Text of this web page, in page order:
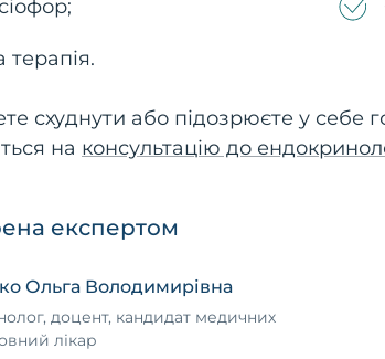
терапія.
схуднути або підозрюєте у себе
на консультацію до
експертом
Ольга Володимирівна
доцент, кандидат медичних
лікар